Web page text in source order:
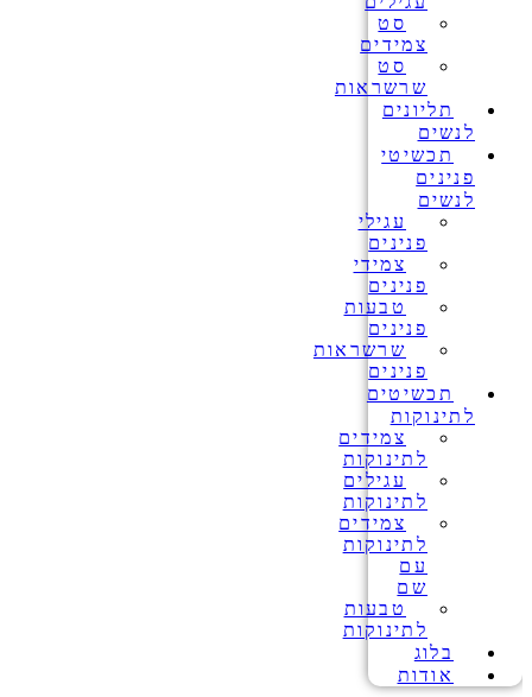
סט
צמידים
סט
שרשראות
תליונים
לנשים
תכשיטי
פנינים
לנשים
עגילי
פנינים
צמידי
פנינים
טבעות
פנינים
שרשראות
פנינים
תכשיטים
לתינוקות
צמידים
לתינוקות
עגילים
לתינוקות
צמידים
לתינוקות
עם
שם
טבעות
לתינוקות
בלוג
אודות